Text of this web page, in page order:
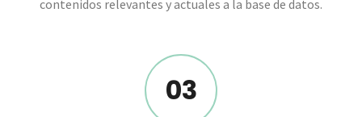
contenidos relevantes y actuales a la base de datos.
03